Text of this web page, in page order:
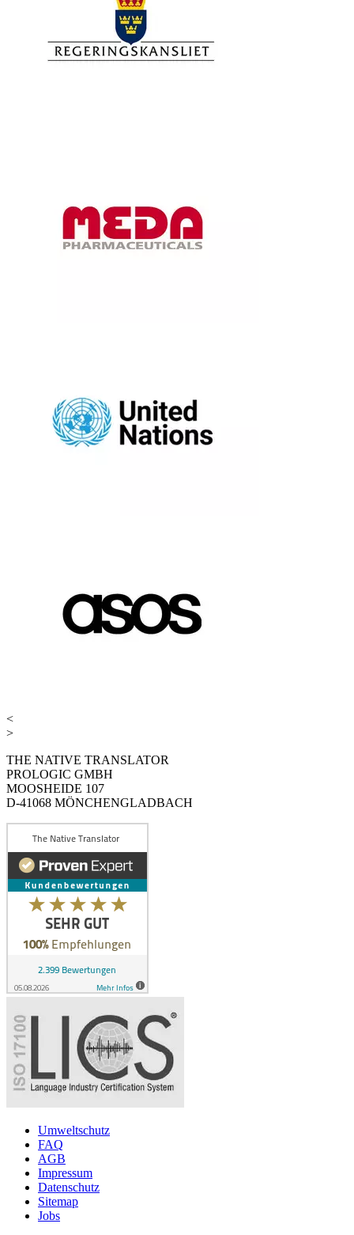
<
>
THE NATIVE TRANSLATOR
PROLOGIC GMBH
MOOSHEIDE 107
D-41068 MÖNCHENGLADBACH
Umweltschutz
FAQ
AGB
Impressum
Datenschutz
Sitemap
Jobs